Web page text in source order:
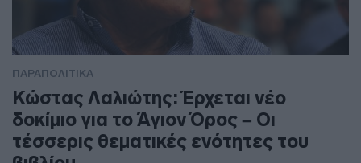
ΠΑΡΑΠΟΛΙΤΙΚΑ
Κώστας Λαλιώτης: Έρχεται νέο
δοκίμιο για το Άγιον Όρος – Οι
τέσσερις θεματικές ενότητες του